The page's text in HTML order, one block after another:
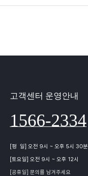
고객센터 운영안내
1566-2334
[평 일] 오전 9시 ~ 오후 5시 30분
[토요일] 오전 9시 ~ 오후 12시
[공휴일] 문의를 남겨주세요